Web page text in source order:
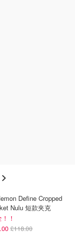
Define Cropped
Nulu 短款夹克
！
£118.00